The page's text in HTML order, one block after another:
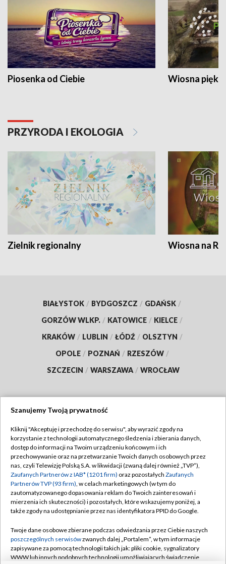
Piosenka od Ciebie Wiosna
PRZYRODA I EKOLOGIA
Zielnik regionalny Wiosna na
BIAŁYSTOK / BYDGOSZCZ / GDAŃSK /
GORZÓW WLKP. / KATOWICE / KIELCE /
KRAKÓW / LUBLIN / ŁÓDŹ / OLSZTYN /
OPOLE / POZNAŃ / RZESZÓW /
SZCZECIN / WARSZAWA / WROCŁAW
TVP
Abonament TVP
Emisja w TVP
Centrum informacji TVP
Naziemna Telewizja Cyfrowa
Rada Programowa
System NOS
Regulamin TVP
Polityka prywatności
Moje zgody
Pomoc
Kontakt
Szanujemy Twoją prywatność
Kliknij "Akceptuję i przechodzę do serwisu", aby wyrazić zgody na
korzystanie z technologii automatycznego śledzenia i zbierania danych,
dostęp do informacji na Twoim urządzeniu końcowym i ich
przechowywanie oraz na przetwarzanie Twoich danych osobowych przez
nas, czyli Telewizję Polską S.A. w likwidacji (zwaną dalej również „TVP”),
Zaufanych Partnerów z IAB* (1201 firm) oraz pozostałych Zaufanych
Partnerów TVP (93 firm), w celach marketingowych (w tym do
zautomatyzowanego dopasowania reklam do Twoich zainteresowań i
mierzenia ich skuteczności) i pozostałych, które wskazujemy poniżej, a
także zgody na udostępnianie przez nas identyfikatora PPID do Google.
Twoje dane osobowe zbierane podczas odwiedzania przez Ciebie naszych
poszczególnych serwisówzwanych dalej „Portalem”, w tym informacje
zapisywane za pomocą technologii takich jak: pliki cookie, sygnalizatory
WWW lub innych podobnych technologii umożliwiających świadczenie